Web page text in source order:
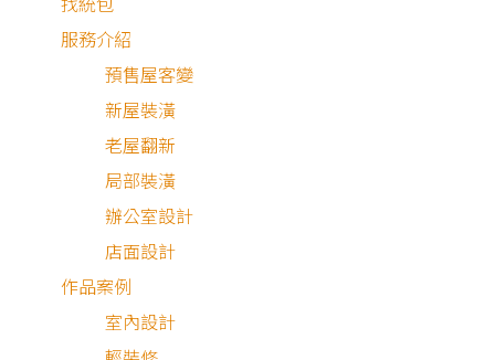
服務介紹
預售屋客變
新屋裝潢
老屋翻新
局部裝潢
辦公室設計
店面設計
作品案例
室內設計
2025.12.31